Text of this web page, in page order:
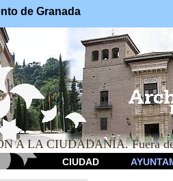
de Granada
A LA CIUDADANÍA. Fuera
CIUDAD